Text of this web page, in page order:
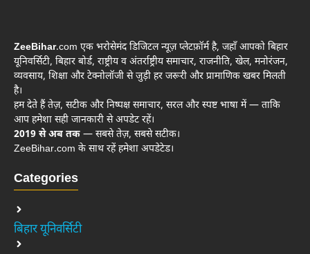
ZeeBihar.com एक भरोसेमंद डिजिटल न्यूज़ प्लेटफ़ॉर्म है, जहाँ आपको बिहार
यूनिवर्सिटी, बिहार बोर्ड, राष्ट्रीय व अंतर्राष्ट्रीय समाचार, राजनीति, खेल, मनोरंजन,
व्यवसाय, शिक्षा और टेक्नोलॉजी से जुड़ी हर जरूरी और प्रामाणिक खबर मिलती
है।
हम देते हैं तेज़, सटीक और निष्पक्ष समाचार, सरल और स्पष्ट भाषा में — ताकि
आप हमेशा सही जानकारी से अपडेट रहें।
2019 से अब तक — सबसे तेज़, सबसे सटीक।
ZeeBihar.com के साथ रहें हमेशा अपडेटेड।
Categories
बिहार यूनिवर्सिटी